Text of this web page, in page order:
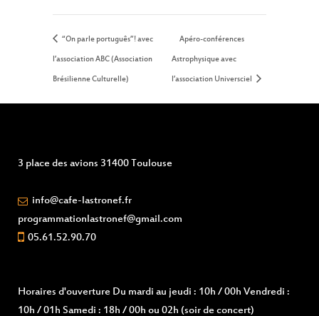
“On parle português”! avec
l’association ABC (Association
Brésilienne Culturelle)
Apéro-conférences
Astrophysique avec
l’association Universciel
3 place des avions 31400 Toulouse
info@cafe-lastronef.fr
programmationlastronef@gmail.com
05.61.52.90.70
Horaires d'ouverture Du mardi au jeudi : 10h / 00h Vendredi :
10h / 01h Samedi : 18h / 00h ou 02h (soir de concert)